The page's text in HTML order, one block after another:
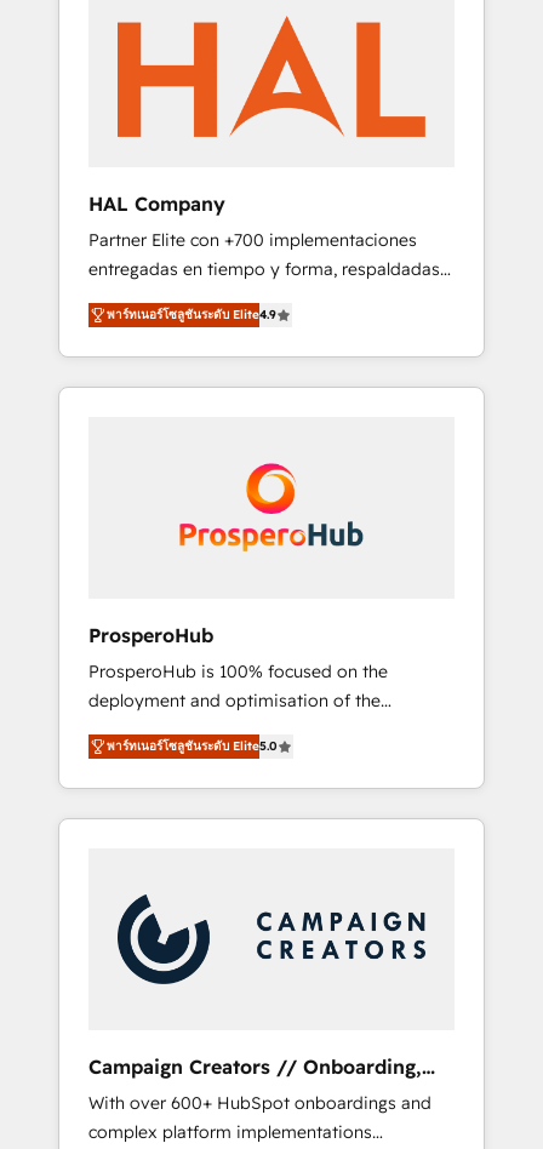
implementation, web design, sales &
marketing automation, and digital marketing.
With extensive experience working with tech
companies and manufacturers since 2002,
we are committed to empowering our clients
implementation and seamless integration of
the CRM platform into your digital
ecosystem. Would you like support in
deploying your inbound marketing strategy?
We'll provide support tailored to your needs
and sales objectives. With 125+ certifications,
we are part of the most certified Canadian
coast), our services are offered in both
HAL Company
Partner Elite con +700 implementaciones
entregadas en tiempo y forma, respaldadas
por 6 acreditaciones de HubSpot y un
equipo de 6 Certified Trainers avalados por
HubSpot Academy. Acompañamos a las
empresas en cada etapa de su crecimiento
Nos caracterizamos por combinar excelencia
técnica con una mirada estratégica a largo
พาร์ทเนอร์โซลูชันระดับ Elite4.9
ProsperoHub
ProsperoHub is 100% focused on the
deployment and optimisation of the
HubSpot CRM platform. Our highly
experienced team of solutions experts will
ensure that you achieve maximum adoption
and ROI from your HubSpot investment. Use
your team on their HubSpot journey, design
and implement your processes and skilfully
bring your revenue infrastructure to life. Our
collaborative approach keeps you in control
supported over 500 organisations with
HubSpot implementation, optimisation,
training, and adoption assurance. Our tried
พาร์ทเนอร์โซลูชันระดับ Elite5.0
Campaign Creators // Onboarding,
CRM Migration
With over 600+ HubSpot onboardings and
complex platform implementations